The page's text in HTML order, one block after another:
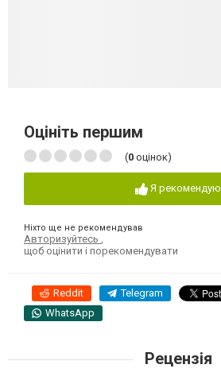
Оцініть першим
(0 оцінок)
Я рекомендую
Ніхто ще не рекомендував
Авторизуйтесь
щоб оцінити і порекомендувати
Reddit Telegram
WhatsApp
Рецензія